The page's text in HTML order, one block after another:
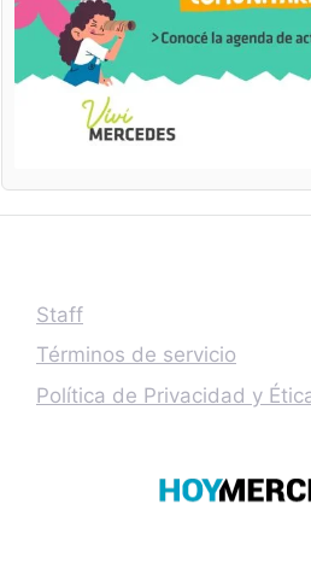
Staff
Términos de servicio
Política de Privacidad y